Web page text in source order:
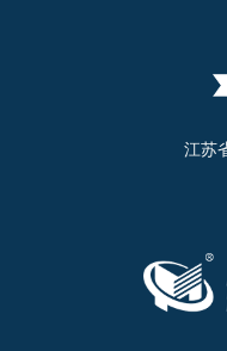
江苏